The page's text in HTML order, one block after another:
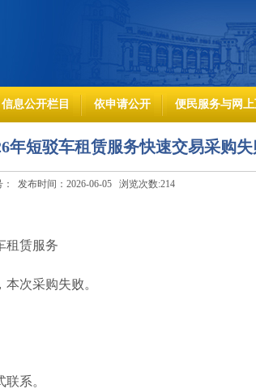
信息公开栏目 依申请公开 便民服务与网
年短驳车租赁服务快速交易采购
： 发布时间：2026-06-05 浏览次数:214
租赁服务
次采购失败。
系。